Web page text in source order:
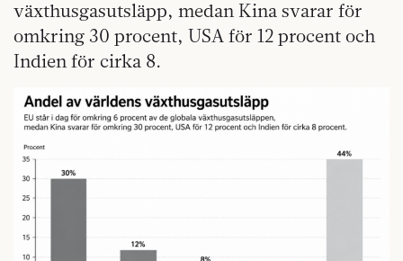
växthusgasutsläpp, medan Kina svarar för
omkring 30 procent, USA för 12 procent och
Indien för cirka 8.